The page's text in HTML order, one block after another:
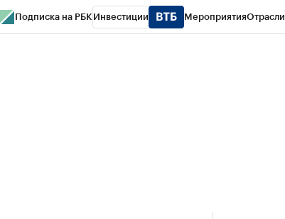
Подписка на РБК Инвестиции МероприятияОтрасли